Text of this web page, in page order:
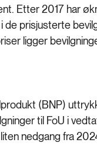
Etter 2017 har
prisjusterte
ligger
(BNP)
til FoU i
nedgang fra